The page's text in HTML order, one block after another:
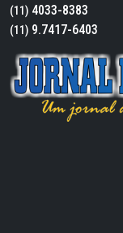
(11) 4033-8383
(11) 9.7417-6403